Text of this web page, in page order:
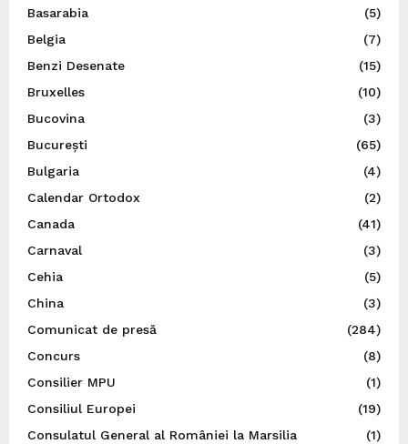
Basarabia
(5)
Belgia
(7)
Benzi Desenate
(15)
Bruxelles
(10)
Bucovina
(3)
București
(65)
Bulgaria
(4)
Calendar Ortodox
(2)
Canada
(41)
Carnaval
(3)
Cehia
(5)
China
(3)
Comunicat de presă
(284)
Concurs
(8)
Consilier MPU
(1)
Consiliul Europei
(19)
Consulatul General al României la Marsilia
(1)